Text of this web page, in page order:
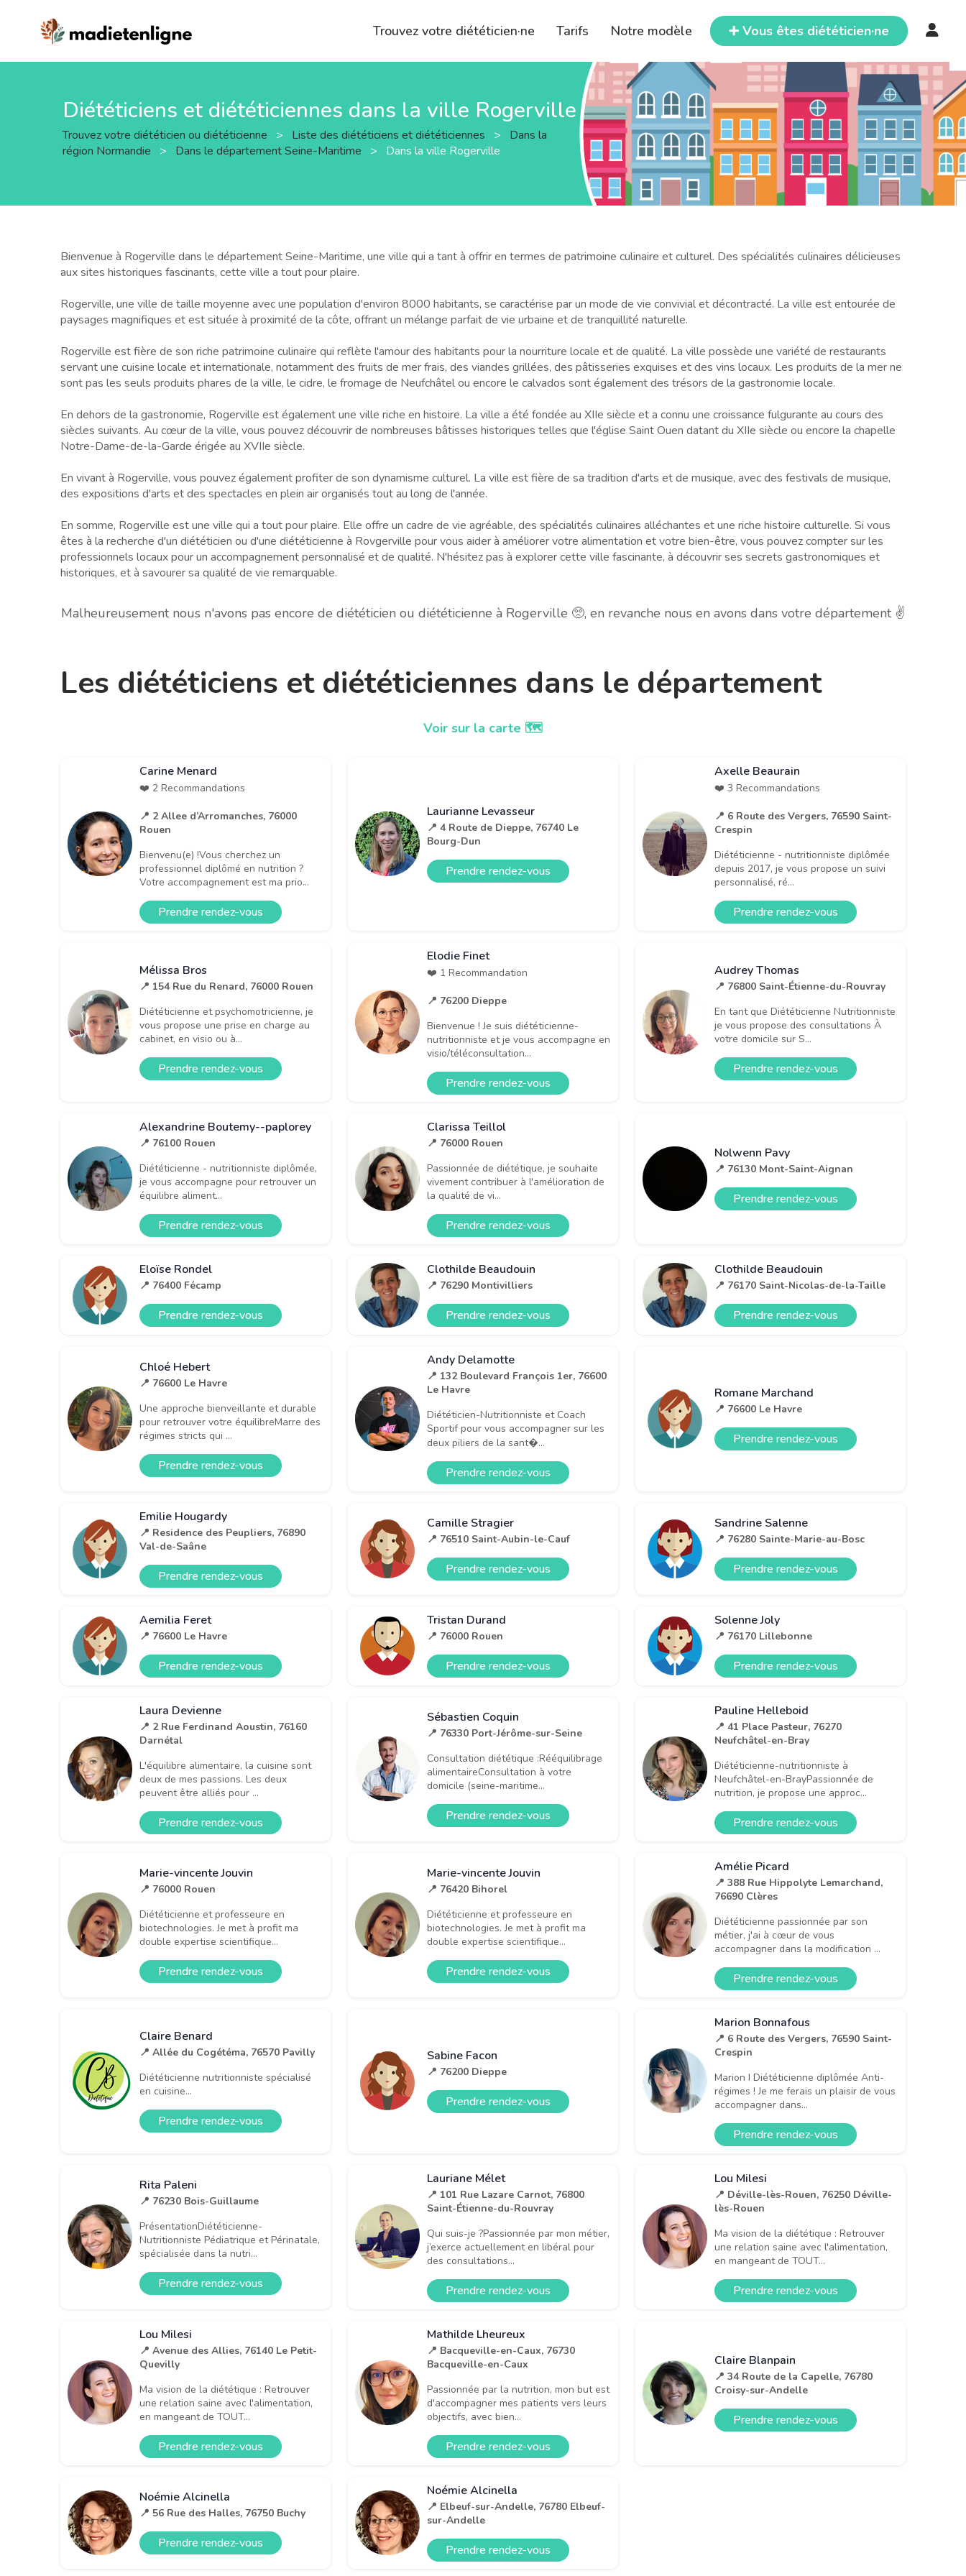
Trouvez votre diététicien·ne Tarifs Notre modèle ➕ Vous êtes diététicien·ne
Diététiciens et diététiciennes dans la ville Rogerville
Trouvez votre diététicien ou diététicienne > Liste des diététiciens et diététiciennes >
Dans la
région Normandie
> Dans le département Seine-Maritime > Dans la ville Rogerville
Bienvenue à Rogerville dans le département Seine-Maritime, une ville qui a tant à offrir en termes de patrimoine culinaire et culturel. Des spécialités culinaires délicieuses
aux sites historiques fascinants, cette ville a tout pour plaire.
Rogerville, une ville de taille moyenne avec une population d'environ 8000 habitants, se caractérise par un mode de vie convivial et décontracté. La ville est entourée de
paysages magnifiques et est située à proximité de la côte, offrant un mélange parfait de vie urbaine et de tranquillité naturelle.
Rogerville est fière de son riche patrimoine culinaire qui reflète l'amour des habitants pour la nourriture locale et de qualité. La ville possède une variété de restaurants
servant une cuisine locale et internationale, notamment des fruits de mer frais, des viandes grillées, des pâtisseries exquises et des vins locaux. Les produits de la mer ne
sont pas les seuls produits phares de la ville, le cidre, le fromage de Neufchâtel ou encore le calvados sont également des trésors de la gastronomie locale.
En dehors de la gastronomie, Rogerville est également une ville riche en histoire. La ville a été fondée au XIIe siècle et a connu une croissance fulgurante au cours des
siècles suivants. Au cœur de la ville, vous pouvez découvrir de nombreuses bâtisses historiques telles que l'église Saint Ouen datant du XIIe siècle ou encore la chapelle
Notre-Dame-de-la-Garde érigée au XVIIe siècle.
En vivant à Rogerville, vous pouvez également profiter de son dynamisme culturel. La ville est fière de sa tradition d'arts et de musique, avec des festivals de musique,
des expositions d'arts et des spectacles en plein air organisés tout au long de l'année.
En somme, Rogerville est une ville qui a tout pour plaire. Elle offre un cadre de vie agréable, des spécialités culinaires alléchantes et une riche histoire culturelle. Si vous
êtes à la recherche d'un diététicien ou d'une diététicienne à Rovgerville pour vous aider à améliorer votre alimentation et votre bien-être, vous pouvez compter sur les
professionnels locaux pour un accompagnement personnalisé et de qualité. N'hésitez pas à explorer cette ville fascinante, à découvrir ses secrets gastronomiques et
historiques, et à savourer sa qualité de vie remarquable.
Malheureusement nous n'avons pas encore de diététicien ou diététicienne à Rogerville 🥺, en revanche nous en avons dans votre département ✌️
Les diététiciens et diététiciennes dans le département
Voir sur la carte 🗺️
Carine Menard
❤️ 2 Recommandations
📍 2 Allee d’Arromanches, 76000
Rouen
Bienvenu(e) !Vous cherchez un
professionnel diplômé en nutrition ?
Votre accompagnement est ma prio...
Prendre rendez-vous
Laurianne Levasseur
📍 4 Route de Dieppe, 76740 Le
Bourg-Dun
Prendre rendez-vous
Axelle Beaurain
❤️ 3 Recommandations
📍 6 Route des Vergers, 76590 Saint-
Crespin
Diététicienne - nutritionniste diplômée
depuis 2017, je vous propose un suivi
personnalisé, ré...
Prendre rendez-vous
Mélissa Bros
📍 154 Rue du Renard, 76000 Rouen
Diététicienne et psychomotricienne, je
vous propose une prise en charge au
cabinet, en visio ou à...
Prendre rendez-vous
Elodie Finet
❤️ 1 Recommandation
📍 76200 Dieppe
Bienvenue ! Je suis diététicienne-
nutritionniste et je vous accompagne en
visio/téléconsultation...
Prendre rendez-vous
Audrey Thomas
📍 76800 Saint-Étienne-du-Rouvray
En tant que Diététicienne Nutritionniste
je vous propose des consultations À
votre domicile sur S...
Prendre rendez-vous
Alexandrine Boutemy--paplorey
📍 76100 Rouen
Diététicienne - nutritionniste diplômée,
je vous accompagne pour retrouver un
équilibre aliment...
Prendre rendez-vous
Clarissa Teillol
📍 76000 Rouen
Passionnée de diététique, je souhaite
vivement contribuer à l'amélioration de
la qualité de vi...
Prendre rendez-vous
Nolwenn Pavy
📍 76130 Mont-Saint-Aignan
Prendre rendez-vous
Eloïse Rondel
📍 76400 Fécamp
Prendre rendez-vous
Clothilde Beaudouin
📍 76290 Montivilliers
Prendre rendez-vous
Clothilde Beaudouin
📍 76170 Saint-Nicolas-de-la-Taille
Prendre rendez-vous
Chloé Hebert
📍 76600 Le Havre
Une approche bienveillante et durable
pour retrouver votre équilibreMarre des
régimes stricts qui ...
Prendre rendez-vous
Andy Delamotte
📍 132 Boulevard François 1er, 76600
Le Havre
Diététicien-Nutritionniste et Coach
Sportif pour vous accompagner sur les
deux piliers de la sant�...
Prendre rendez-vous
Romane Marchand
📍 76600 Le Havre
Prendre rendez-vous
Emilie Hougardy
📍 Residence des Peupliers, 76890
Val-de-Saâne
Prendre rendez-vous
Camille Stragier
📍 76510 Saint-Aubin-le-Cauf
Prendre rendez-vous
Sandrine Salenne
📍 76280 Sainte-Marie-au-Bosc
Prendre rendez-vous
Aemilia Feret
📍 76600 Le Havre
Prendre rendez-vous
Tristan Durand
📍 76000 Rouen
Prendre rendez-vous
Solenne Joly
📍 76170 Lillebonne
Prendre rendez-vous
Laura Devienne
📍 2 Rue Ferdinand Aoustin, 76160
Darnétal
L'équilibre alimentaire, la cuisine sont
deux de mes passions. Les deux
peuvent être alliés pour ...
Prendre rendez-vous
Sébastien Coquin
📍 76330 Port-Jérôme-sur-Seine
Consultation diététique :Rééquilibrage
alimentaireConsultation à votre
domicile (seine-maritime...
Prendre rendez-vous
Pauline Helleboid
📍 41 Place Pasteur, 76270
Neufchâtel-en-Bray
Diététicienne-nutritionniste à
Neufchâtel-en-BrayPassionnée de
nutrition, je propose une approc...
Prendre rendez-vous
Marie-vincente Jouvin
📍 76000 Rouen
Diététicienne et professeure en
biotechnologies. Je met à profit ma
double expertise scientifique...
Prendre rendez-vous
Marie-vincente Jouvin
📍 76420 Bihorel
Diététicienne et professeure en
biotechnologies. Je met à profit ma
double expertise scientifique...
Prendre rendez-vous
Amélie Picard
📍 388 Rue Hippolyte Lemarchand,
76690 Clères
Diététicienne passionnée par son
métier, j'ai à cœur de vous
accompagner dans la modification ...
Prendre rendez-vous
Claire Benard
📍 Allée du Cogétéma, 76570 Pavilly
Diététicienne nutritionniste spécialisé
en cuisine...
Prendre rendez-vous
Sabine Facon
📍 76200 Dieppe
Prendre rendez-vous
Marion Bonnafous
📍 6 Route des Vergers, 76590 Saint-
Crespin
Marion I Diététicienne diplômée Anti-
régimes ! Je me ferais un plaisir de vous
accompagner dans...
Prendre rendez-vous
Rita Paleni
📍 76230 Bois-Guillaume
PrésentationDiététicienne-
Nutritionniste Pédiatrique et Périnatale,
spécialisée dans la nutri...
Prendre rendez-vous
Lauriane Mélet
📍 101 Rue Lazare Carnot, 76800
Saint-Étienne-du-Rouvray
Qui suis-je ?Passionnée par mon métier,
j’exerce actuellement en libéral pour
des consultations...
Prendre rendez-vous
Lou Milesi
📍 Déville-lès-Rouen, 76250 Déville-
lès-Rouen
Ma vision de la diététique : Retrouver
une relation saine avec l'alimentation,
en mangeant de TOUT...
Prendre rendez-vous
Lou Milesi
📍 Avenue des Allies, 76140 Le Petit-
Quevilly
Ma vision de la diététique : Retrouver
une relation saine avec l'alimentation,
en mangeant de TOUT...
Prendre rendez-vous
Mathilde Lheureux
📍 Bacqueville-en-Caux, 76730
Bacqueville-en-Caux
Passionnée par la nutrition, mon but est
d'accompagner mes patients vers leurs
objectifs, avec bien...
Prendre rendez-vous
Claire Blanpain
📍 34 Route de la Capelle, 76780
Croisy-sur-Andelle
Prendre rendez-vous
Noémie Alcinella
📍 56 Rue des Halles, 76750 Buchy
Prendre rendez-vous
Noémie Alcinella
📍 Elbeuf-sur-Andelle, 76780 Elbeuf-
sur-Andelle
Prendre rendez-vous